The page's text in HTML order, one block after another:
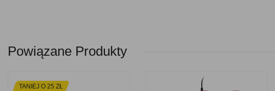
Powiązane Produkty
TANIEJ O 25 ZŁ